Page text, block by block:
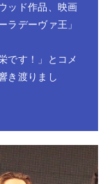
ッド作品、映画
ラデーヴァ王」
です！」とコメ
き渡りまし